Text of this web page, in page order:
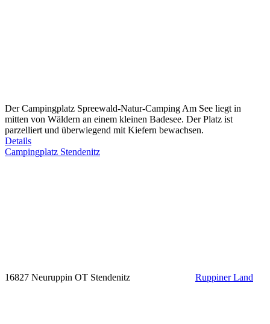
Der Campingplatz Spreewald-Natur-Camping Am See liegt in
mitten von Wäldern an einem kleinen Badesee. Der Platz ist
parzelliert und überwiegend mit Kiefern bewachsen.
Details
Campingplatz Stendenitz
16827 Neuruppin OT Stendenitz Ruppiner Land